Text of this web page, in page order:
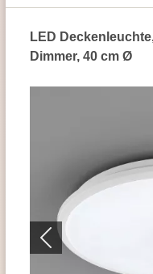
LED
Dimmer, 40 cm Ø